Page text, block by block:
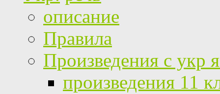
описание
Правила
Произведения с укр
произведения 11